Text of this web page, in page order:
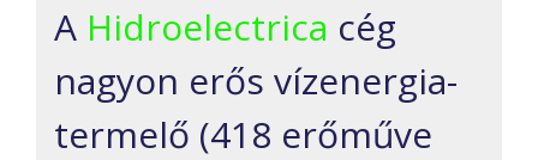
A Hidroelectrica cég
nagyon erős vízenergia-
termelő (418 erőműve